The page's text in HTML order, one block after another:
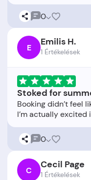
0
E Emilis H.
1 Értékelések
Stoked for
Booking didn’t feel
0
C Cecil Page
1 Értékelések